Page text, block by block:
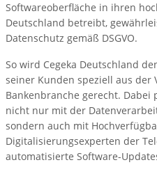
Softwareoberfläche in ihren
Deutschland betreibt,
Datenschutz gemäß DSGVO.
So wird Cegeka Deutschland
seiner Kunden speziell aus der
Bankenbranche gerecht.
nicht nur mit der
sondern auch mit
Digitalisierungsexperten der
automatisierte Software-